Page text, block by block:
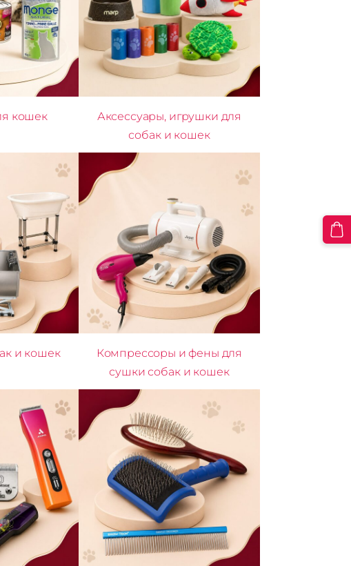
кошек
Аксессуары, игрушки для
собак и кошек
и кошек
Компрессоры и фены для
сушки собак и кошек